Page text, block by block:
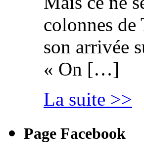
colonnes de
son arrivée
« On […]
La suite >>
Page Facebook